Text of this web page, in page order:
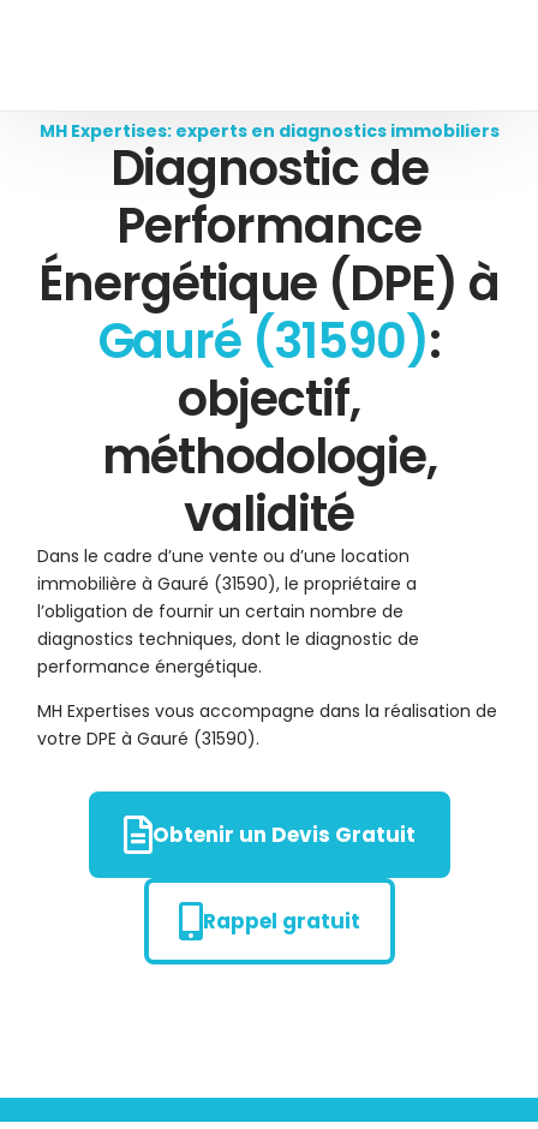
MH Expertises: experts en diagnostics immobiliers
Diagnostic de
Performance
Énergétique (DPE) à
Gauré (31590):
objectif,
méthodologie,
validité
Dans le cadre d’une vente ou d’une location
immobilière à Gauré (31590), le propriétaire a
l’obligation de fournir un certain nombre de
diagnostics techniques, dont le diagnostic de
performance énergétique.
MH Expertises vous accompagne dans la réalisation de
votre DPE à Gauré (31590).
Obtenir un Devis Gratuit
Rappel gratuit